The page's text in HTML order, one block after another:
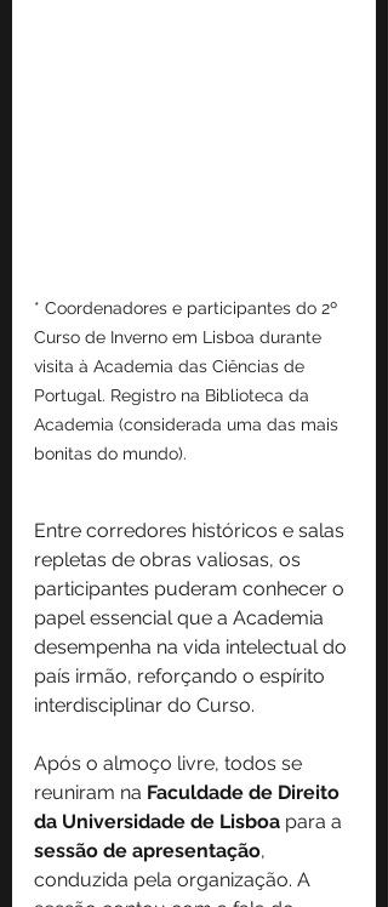
* Coordenadores e participantes do 2º
Curso de Inverno em Lisboa durante
visita à Academia das Ciências de
Portugal. Registro na Biblioteca da
Academia (considerada uma das mais
bonitas do mundo).
Entre corredores históricos e salas
repletas de obras valiosas, os
participantes puderam conhecer o
papel essencial que a Academia
desempenha na vida intelectual do
país irmão, reforçando o espírito
interdisciplinar do Curso.
Após o almoço livre, todos se
reuniram na Faculdade de Direito
da Universidade de Lisboa para a
sessão de apresentação,
conduzida pela organização. A